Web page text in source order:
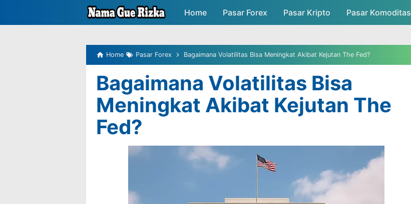
Skip to main content
Home Pasar Forex Pasar Kripto Pasar Komoditas
Home Pasar Forex Bagaimana Volatilitas Bisa Meningkat Akibat Kejutan The Fed?
Bagaimana Volatilitas Bisa
Meningkat Akibat Kejutan The
Fed?